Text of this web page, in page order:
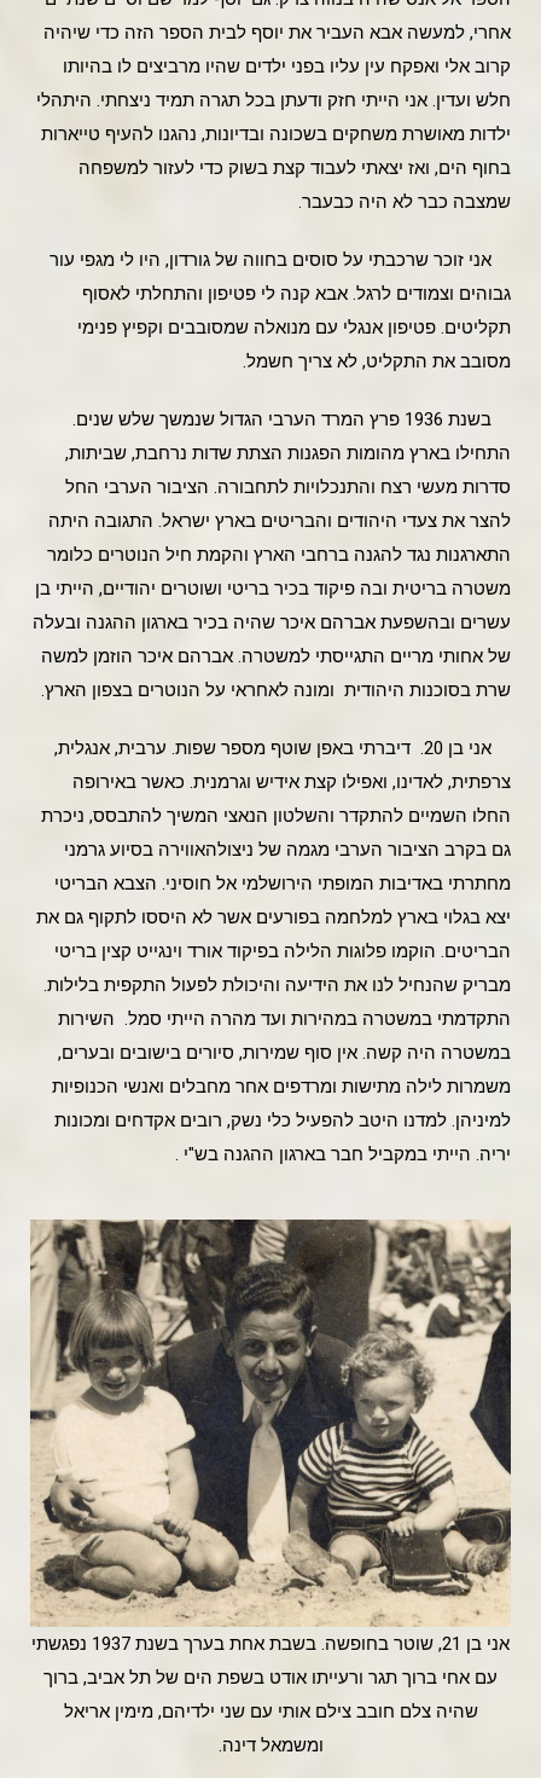
אחרי, למעשה אבא העביר את יוסף לבית הספר הזה כדי שיהיה
קרוב אלי ואפקח עין עליו בפני ילדים שהיו מרביצים לו בהיותו
חלש ועדין. אני הייתי חזק ודעתן בכל תגרה תמיד ניצחתי. היתהלי
ילדות מאושרת משחקים בשכונה ובדיונות, נהגנו להעיף טייארות
בחוף הים, ואז יצאתי לעבוד קצת בשוק כדי לעזור למשפחה
שמצבה כבר לא היה כבעבר.
אני זוכר שרכבתי על סוסים בחווה של גורדון, היו לי מגפי עור
גבוהים וצמודים לרגל. אבא קנה לי פטיפון והתחלתי לאסוף
תקליטים. פטיפון אנגלי עם מנואלה שמסובבים וקפיץ פנימי
מסובב את התקליט, לא צריך חשמל.
בשנת 1936 פרץ המרד הערבי הגדול שנמשך שלש שנים.
התחילו בארץ מהומות הפגנות הצתת שדות נרחבת, שביתות,
סדרות מעשי רצח והתנכלויות לתחבורה. הציבור הערבי החל
להצר את צעדי היהודים והבריטים בארץ ישראל. התגובה היתה
התארגנות נגד להגנה ברחבי הארץ והקמת חיל הנוטרים כלומר
משטרה בריטית ובה פיקוד בכיר בריטי ושוטרים יהודיים, הייתי בן
עשרים ובהשפעת אברהם איכר שהיה בכיר בארגון ההגנה ובעלה
של אחותי מריים התגייסתי למשטרה. אברהם איכר הוזמן למשה
שרת בסוכנות היהודית ומונה לאחראי על הנוטרים בצפון הארץ.
אני בן 20. דיברתי באפן שוטף מספר שפות. ערבית, אנגלית,
צרפתית, לאדינו, ואפילו קצת אידיש וגרמנית. כאשר באירופה
החלו השמיים להתקדר והשלטון הנאצי המשיך להתבסס, ניכרת
גם בקרב הציבור הערבי מגמה של ניצולהאווירה בסיוע גרמני
מחתרתי באדיבות המופתי הירושלמי אל חוסיני. הצבא הבריטי
יצא בגלוי בארץ למלחמה בפורעים אשר לא היססו לתקוף גם את
הבריטים. הוקמו פלוגות הלילה בפיקוד אורד וינגייט קצין בריטי
מבריק שהנחיל לנו את הידיעה והיכולת לפעול התקפית בלילות.
התקדמתי במשטרה במהירות ועד מהרה הייתי סמל. השירות
במשטרה היה קשה. אין סוף שמירות, סיורים בישובים ובערים,
משמרות לילה מתישות ומרדפים אחר מחבלים ואנשי הכנופיות
למיניהן. למדנו היטב להפעיל כלי נשק, רובים אקדחים ומכונות
יריה. הייתי במקביל חבר בארגון ההגנה בש"י .
אני בן 21, שוטר בחופשה. בשבת אחת בערך בשנת 1937 נפגשתי
עם אחי ברוך תגר ורעייתו אודט בשפת הים של תל אביב, ברוך
שהיה צלם חובב צילם אותי עם שני ילדיהם, מימין אריאל
ומשמאל דינה.